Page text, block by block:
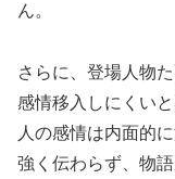
ん。
さらに、登場人物
感情移入しにくい
人の感情は内面的
強く伝わらず、物